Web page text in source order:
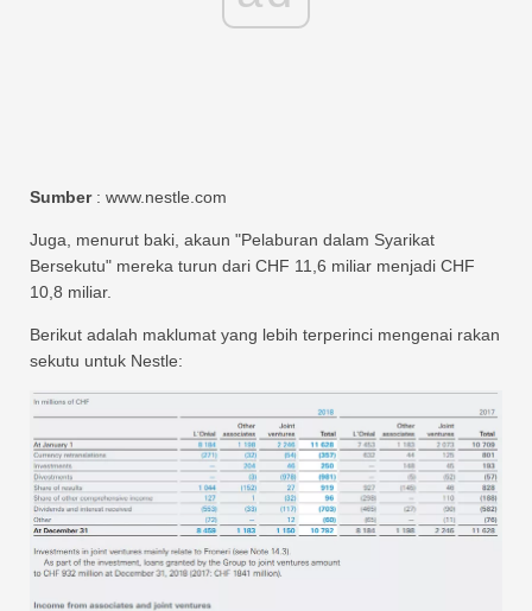
Sumber: www.nestle.com
Juga, menurut baki, akaun "Pelaburan dalam Syarikat
Bersekutu" mereka turun dari CHF 11,6 miliar menjadi CHF
10,8 miliar.
Berikut adalah maklumat yang lebih terperinci mengenai rakan
sekutu untuk Nestle: